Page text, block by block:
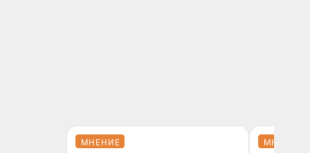
МНЕНИЕ МНЕНИЕ